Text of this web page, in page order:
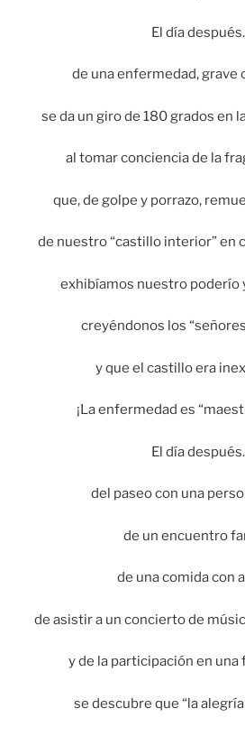
El día
de una enfermedad, grave
se da un giro de 180 grados en
al tomar conciencia de la
que, de golpe y porrazo,
de nuestro “castillo interior” en
exhibíamos nuestro poderío
creyéndonos los
y que el castillo era
¡La enfermedad es
El día
del paseo con una
de un encuentro
de una comida con
de asistir a un concierto de
y de la participación en una
se descubre que “la